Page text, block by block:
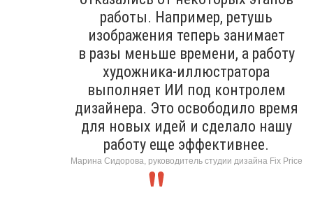
работы. Например, ретушь
изображения теперь занимает
в разы меньше времени, а работу
художника-иллюстратора
выполняет ИИ под контролем
дизайнера. Это освободило время
для новых идей и сделало нашу
работу еще эффективнее.
Марина Сидорова, руководитель студии дизайна Fix Price